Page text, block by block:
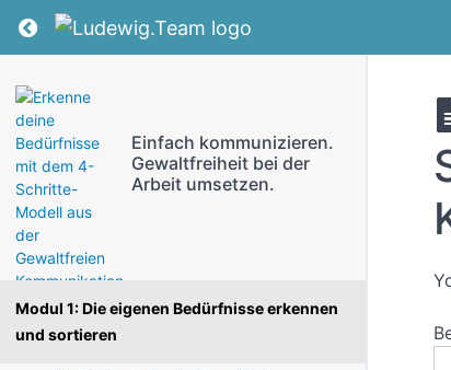
Return to course: Einfach
Einfach kommunizieren.
Gewaltfreiheit bei der
Arbeit umsetzen.
Modul 1: Die eigenen Bedürfnisse erkennen
und sortieren